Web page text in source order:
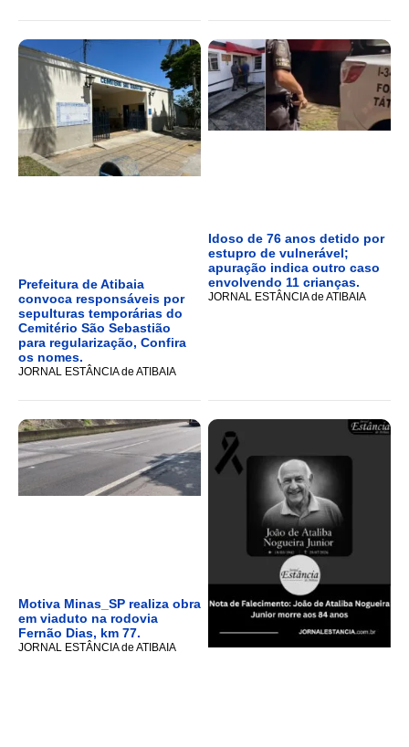
Prefeitura de Atibaia
convoca responsáveis por
sepulturas temporárias do
Cemitério São Sebastião
para regularização, Confira
os nomes.
JORNAL ESTÂNCIA de ATIBAIA
Idoso de 76 anos detido por
estupro de vulnerável;
apuração indica outro caso
envolvendo 11 crianças.
JORNAL ESTÂNCIA de ATIBAIA
Motiva Minas_SP realiza obra
em viaduto na rodovia
Fernão Dias, km 77.
JORNAL ESTÂNCIA de ATIBAIA